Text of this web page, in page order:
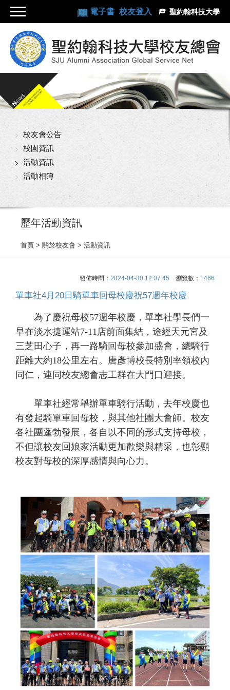
電子書 校友登入 聖約翰科技大學
校友會公告
校園資訊
活動資訊
活動相簿
歷年活動資訊
首頁 > 關於校友會 > 活動資訊
發佈時間： 2024-04-30 12:07:45 瀏覽數： 1466
單車社4月20日騎單車回母校慶祝57週年校慶
為了慶祝母校57週年校慶，單車社學長們一
早在淡水捷運站7-11店前面集結，途經天元宮及
三芝田心子，再一路騎回母校參加盛會，總騎行
距離大約18公里左右。唐彥博校長特別率領校內
同仁，連同校友總會志工群在大門口迎接。
單車社經常舉辦單車騎行活動，去年校慶也
有發起騎單車回母校，與其他社團大會師。校友
各社團蓬勃發展，各自以不同的形式支持母校，
不但讓校友回娘家活動更加歡樂與精采，也彰顯
校友對母校的深厚感情與向心力。